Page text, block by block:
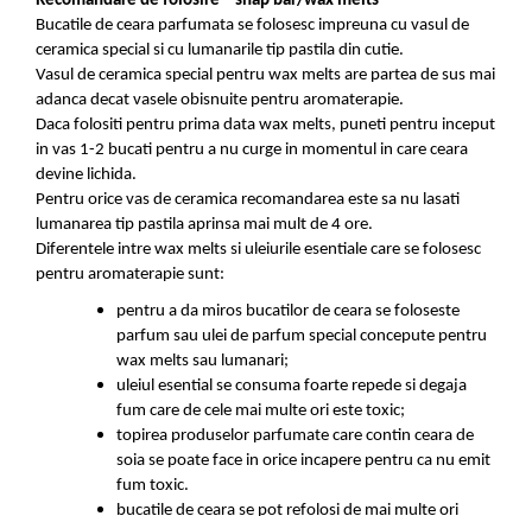
Bucatile de ceara parfumata se folosesc impreuna cu vasul de
ceramica special si cu lumanarile tip pastila din cutie.
Vasul de ceramica special pentru wax melts are partea de sus mai
adanca decat vasele obisnuite pentru aromaterapie.
Daca folositi pentru prima data wax melts, puneti pentru inceput
in vas 1-2 bucati pentru a nu curge in momentul in care ceara
devine lichida.
Pentru orice vas de ceramica recomandarea este sa nu lasati
lumanarea tip pastila aprinsa mai mult de 4 ore.
Diferentele intre wax melts si uleiurile esentiale care se folosesc
pentru aromaterapie sunt:
pentru a da miros bucatilor de ceara se foloseste
parfum sau ulei de parfum special concepute pentru
wax melts sau lumanari;
uleiul esential se consuma foarte repede si degaja
fum care de cele mai multe ori este toxic;
topirea produselor parfumate care contin ceara de
soia se poate face in orice incapere pentru ca nu emit
fum toxic.
bucatile de ceara se pot refolosi de mai multe ori